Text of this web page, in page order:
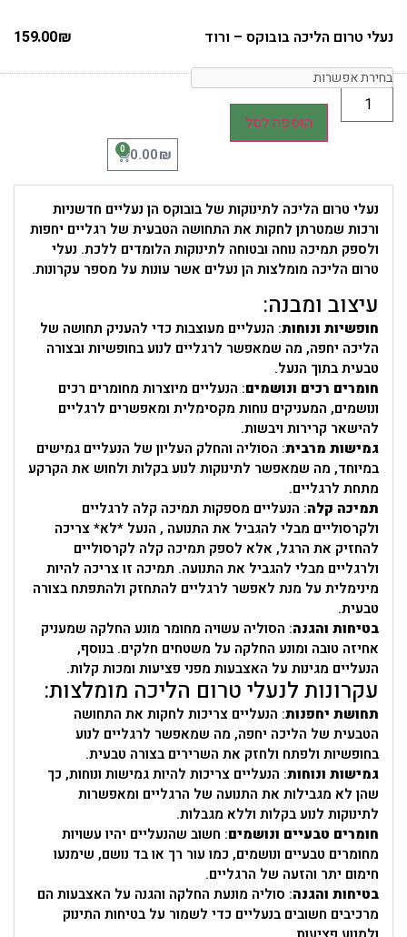
נעלי טרום הליכה בובוקס – ורוד 159.00₪
הוספה לסל
0.00₪
0
נעלי טרום הליכה לתינוקות של בובוקס הן נעליים חדשניות
ורכות שמטרתן לחקות את התחושה הטבעית של רגליים יחפות
ולספק תמיכה נוחה ובטוחה לתינוקות הלומדים ללכת. נעלי
טרום הליכה מומלצות הן נעלים אשר עונות על מספר עקרונות.
עיצוב ומבנה:
חופשיות ונוחות: הנעליים מעוצבות כדי להעניק תחושה של
הליכה יחפה, מה שמאפשר לרגליים לנוע בחופשיות ובצורה
טבעית בתוך הנעל.
חומרים רכים ונושמים: הנעליים מיוצרות מחומרים רכים
ונושמים, המעניקים נוחות מקסימלית ומאפשרים לרגליים
להישאר קרירות ויבשות.
גמישות מרבית: הסוליה והחלק העליון של הנעליים גמישים
במיוחד, מה שמאפשר לתינוקות לנוע בקלות ולחוש את הקרקע
מתחת לרגליים.
תמיכה קלה: הנעליים מספקות תמיכה קלה לרגליים
ולקרסוליים מבלי להגביל את התנועה , הנעל *לא* צריכה
להחזיק את הרגל, אלא לספק תמיכה קלה לקרסוליים
ולרגליים מבלי להגביל את התנועה. תמיכה זו צריכה להיות
מינימלית על מנת לאפשר לרגליים להתחזק ולהתפתח בצורה
טבעית.
בטיחות והגנה: הסוליה עשויה מחומר מונע החלקה שמעניק
אחיזה טובה ומונע החלקה על משטחים חלקים. בנוסף,
הנעליים מגינות על האצבעות מפני פציעות ומכות קלות.
עקרונות לנעלי טרום הליכה מומלצות:
תחושת יחפנות: הנעליים צריכות לחקות את התחושה
הטבעית של הליכה יחפה, מה שמאפשר לרגליים לנוע
בחופשיות ולפתח ולחזק את השרירים בצורה טבעית.
גמישות ונוחות: הנעליים צריכות להיות גמישות ונוחות, כך
שהן לא מגבילות את התנועה של הרגליים ומאפשרות
לתינוקות לנוע בקלות וללא מגבלות.
חומרים טבעיים ונושמים: חשוב שהנעליים יהיו עשויות
מחומרים טבעיים ונושמים, כמו עור רך או בד נושם, שימנעו
חימום יתר והזעה של הרגליים.
בטיחות והגנה: סוליה מונעת החלקה והגנה על האצבעות הם
מרכיבים חשובים בנעליים כדי לשמור על בטיחות התינוק